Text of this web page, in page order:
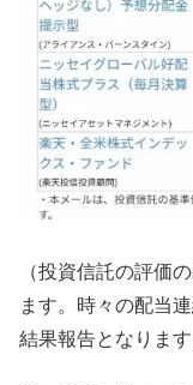
（投資信託の評価
ます。時々の配当
結果報告となります